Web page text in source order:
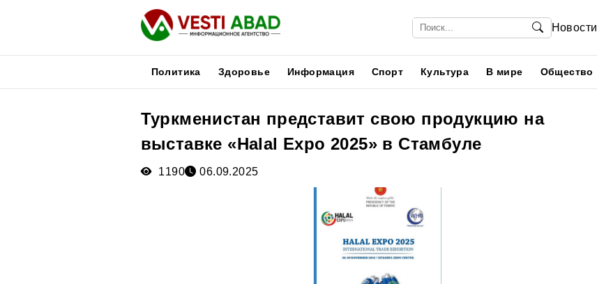
Новости
Политика Здоровье Информация Спорт Культура В мире Общество
Туркменистан представит свою продукцию на
выставке «Halal Expo 2025» в Стамбуле
1190 06.09.2025